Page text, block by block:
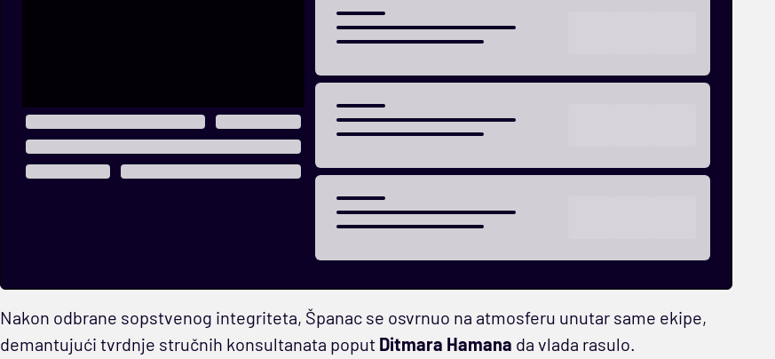
Nakon odbrane sopstvenog integriteta, Španac se osvrnuo na atmosferu unutar same ekipe,
demantujući tvrdnje stručnih konsultanata poput Ditmara Hamana da vlada rasulo.